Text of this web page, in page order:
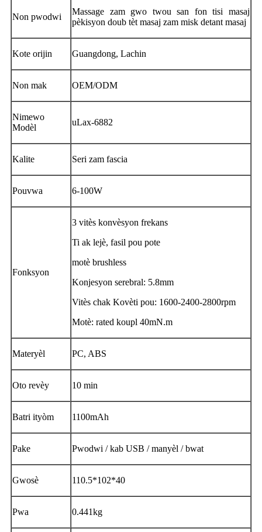
Non pwodwi
Massage zam gwo twou san fon tisi masaj
pèkisyon doub tèt masaj zam misk detant masaj
Kote orijin Guangdong, Lachin
Non mak OEM/ODM
Nimewo
Modèl
uLax-6882
Kalite Seri zam fascia
Pouvwa 6-100W
Fonksyon
3 vitès konvèsyon frekans
Ti ak lejè, fasil pou pote
motè brushless
Konjesyon serebral: 5.8mm
Vitès chak Kovèti pou: 1600-2400-2800rpm
Motè: rated koupl 40mN.m
Materyèl PC, ABS
Oto revèy 10 min
Batri ityòm 1100mAh
Pake Pwodwi / kab USB / manyèl / bwat
Gwosè 110.5*102*40
Pwa 0.441kg